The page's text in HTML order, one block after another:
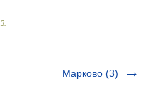
Марково (3)